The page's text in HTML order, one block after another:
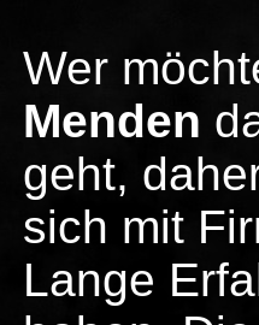
Wer
Menden
geht,
sich mit
Lange